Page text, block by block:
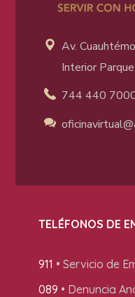
Av.
Interior
744 440
TELÉFONOS DE
911 • Servicio de
089 • Denuncia